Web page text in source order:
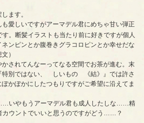
ます。
愛しいですがアーマデル君にめちゃ甘い弾正
す。断髪イラストも当たり前に好きですが個人
ンピンとか腹巻きグラコロピンとか幸せだな
）
されてんなーってなる空間でお茶が進む。末
特別ではない、 しいもの 《結》』では許さ
かぽかにしたつもりですがご希望に沿えてま
いやもうアーマデル君も成人したしな……精
カウントでいいと思うのですがどう……？